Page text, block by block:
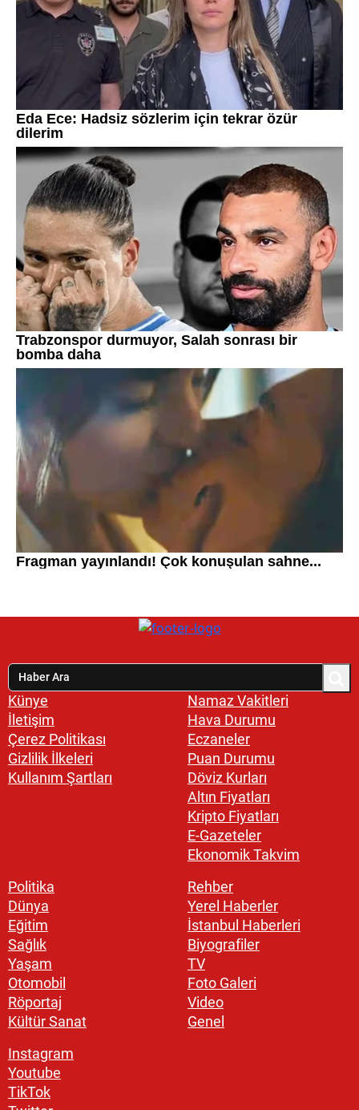
Künye
İletişim
Çerez Politikası
Gizlilik İlkeleri
Kullanım Şartları
Namaz Vakitleri
Hava Durumu
Eczaneler
Puan Durumu
Döviz Kurları
Altın Fiyatları
Kripto Fiyatları
E-Gazeteler
Ekonomik Takvim
Politika
Dünya
Eğitim
Sağlık
Yaşam
Otomobil
Röportaj
Kültür Sanat
Rehber
Yerel Haberler
İstanbul Haberleri
Biyografiler
TV
Foto Galeri
Video
Genel
Instagram
Youtube
TikTok